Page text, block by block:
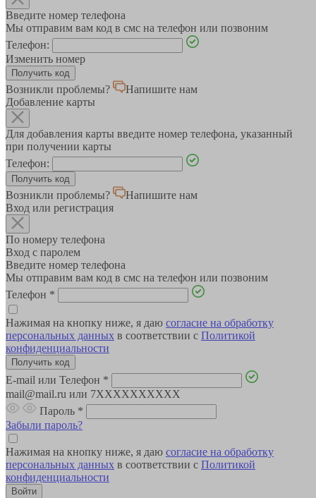
Введите номер телефона
Мы отправим вам код в смс на телефон или позвоним
Телефон:
Изменить номер
Возникли проблемы?
Напишите нам
Добавление карты
Для добавления карты введите номер телефона, указанный
при получении карты
Телефон:
Возникли проблемы?
Напишите нам
Вход или регистрация
По номеру телефона
Вход с паролем
Введите номер телефона
Мы отправим вам код в смс на телефон или позвоним
Телефон *
Нажимая на кнопку ниже, я даю согласие на обработку
персональных данных в соответствии с Политикой
конфиденциальности
E-mail или Телефон *
mail@mail.ru или 7XXXXXXXXXX
Пароль *
Забыли пароль?
Нажимая на кнопку ниже, я даю согласие на обработку
персональных данных в соответствии с Политикой
конфиденциальности